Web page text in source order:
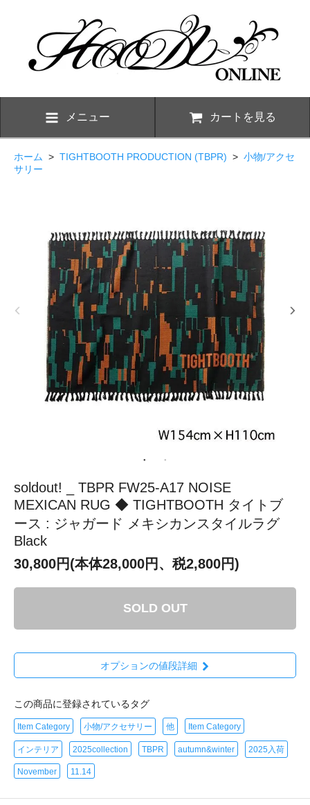
メニュー カートを見る
ホーム > TIGHTBOOTH PRODUCTION (TBPR) > 小物/アクセ
サリー
soldout! _ TBPR FW25-A17 NOISE
MEXICAN RUG ◆ TIGHTBOOTH タイトブ
ース : ジャガード メキシカンスタイルラグ
Black
30,800円(本体28,000円、税2,800円)
SOLD OUT
オプションの値段詳細
この商品に登録されているタグ
Item Category 小物/アクセサリー 他 Item Category
インテリア 2025collection TBPR autumn&winter 2025入荷
November 11.14